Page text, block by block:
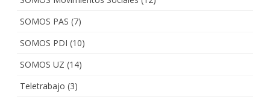
SOMOS PAS (7)
SOMOS PDI (10)
SOMOS UZ (14)
Teletrabajo (3)